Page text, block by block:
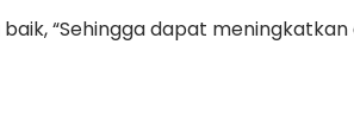
“Sehingga dapat